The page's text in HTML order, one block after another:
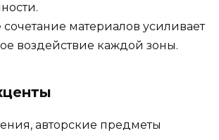
материалов усиливает
воздействие каждой зоны.
авторские предметы